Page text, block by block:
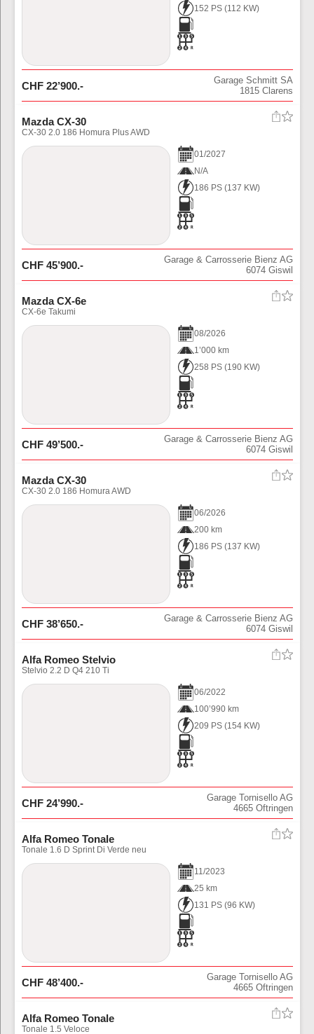
152 PS (112 KW)
CHF 22’900.-
Garage Schmitt SA
1815 Clarens
Mazda CX-30
CX-30 2.0 186 Homura Plus AWD
01/2027
N/A
186 PS (137 KW)
CHF 45’900.-
Garage & Carrosserie Bienz AG
6074 Giswil
Mazda CX-6e
CX-6e Takumi
08/2026
1’000 km
258 PS (190 KW)
CHF 49’500.-
Garage & Carrosserie Bienz AG
6074 Giswil
Mazda CX-30
CX-30 2.0 186 Homura AWD
06/2026
200 km
186 PS (137 KW)
CHF 38’650.-
Garage & Carrosserie Bienz AG
6074 Giswil
Alfa Romeo Stelvio
Stelvio 2.2 D Q4 210 Ti
06/2022
100’990 km
209 PS (154 KW)
CHF 24’990.-
Garage Tornisello AG
4665 Oftringen
Alfa Romeo Tonale
Tonale 1.6 D Sprint Di Verde neu
11/2023
25 km
131 PS (96 KW)
CHF 48’400.-
Garage Tornisello AG
4665 Oftringen
Alfa Romeo Tonale
Tonale 1.5 Veloce